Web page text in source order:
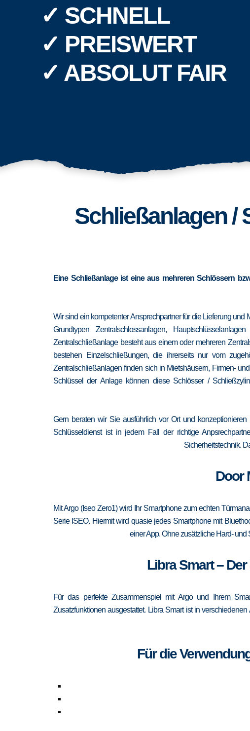
✓ SCHNELL
✓ PREISWERT
✓ ABSOLUT FAIR
Schließanlagen /
Eine Schließanlage ist eine aus mehreren Schlössern
Wir sind ein kompetenter Ansprechpartner für die Lieferung
Grundtypen Zentralschlossanlagen,
Zentralschließanlage besteht aus einem oder mehreren
bestehen Einzelschließungen, die ihrerseits nur vom
Zentralschließanlagen finden sich in Mietshäusern, Firmen-
Schlüssel der Anlage können diese Schlösser /
Gern beraten wir Sie ausführlich vor Ort und
Schlüsseldienst ist in jedem Fall der richtige
Sicherheitstechnik.
Door
Mit Argo (Iseo Zero1) wird Ihr Smartphone zum echten
Serie ISEO. Hiermit wird quasie jedes Smartphone mit
einer App. Ohne zusätzliche Hard-
Libra Smart –
Für das perfekte Zusammenspiel mit Argo und Ihrem
Zusatzfunktionen ausgestattet. Libra Smart ist in
Für die